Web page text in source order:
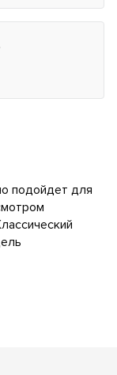
подойдет для